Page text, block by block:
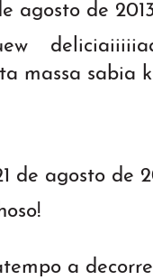
agosto de
massa sabia
de agosto de
a